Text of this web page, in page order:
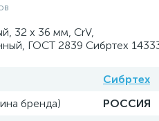
32 х 36 мм, CrV,
ГОСТ 2839 Сибртех
Сибртех
бренда)
РОССИЯ